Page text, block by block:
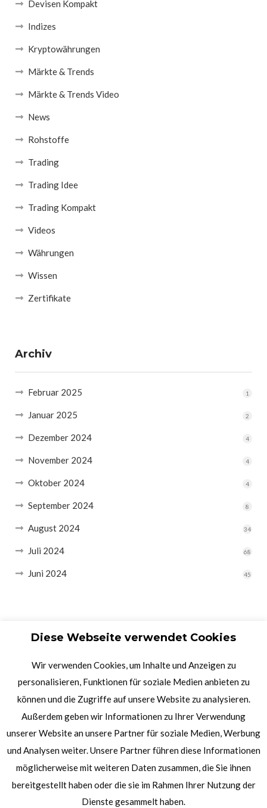
Devisen Kompakt
Indizes
Kryptowährungen
Märkte & Trends
Märkte & Trends Video
News
Rohstoffe
Trading
Trading Idee
Trading Kompakt
Videos
Währungen
Wissen
Zertifikate
Archiv
Februar 2025 1
Januar 2025 2
Dezember 2024 4
November 2024 4
Oktober 2024 4
September 2024 8
August 2024 34
Juli 2024 68
Juni 2024 45
Diese Webseite verwendet Cookies
Wir verwenden Cookies, um Inhalte und Anzeigen zu
personalisieren, Funktionen für soziale Medien anbieten zu
können und die Zugriffe auf unsere Website zu analysieren.
Außerdem geben wir Informationen zu Ihrer Verwendung
unserer Website an unsere Partner für soziale Medien, Werbung
und Analysen weiter. Unsere Partner führen diese Informationen
möglicherweise mit weiteren Daten zusammen, die Sie ihnen
bereitgestellt haben oder die sie im Rahmen Ihrer Nutzung der
Dienste gesammelt haben.